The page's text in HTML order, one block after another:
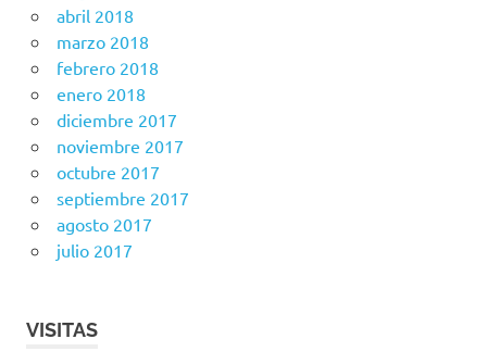
abril 2018
marzo 2018
febrero 2018
enero 2018
diciembre 2017
noviembre 2017
octubre 2017
septiembre 2017
agosto 2017
julio 2017
VISITAS